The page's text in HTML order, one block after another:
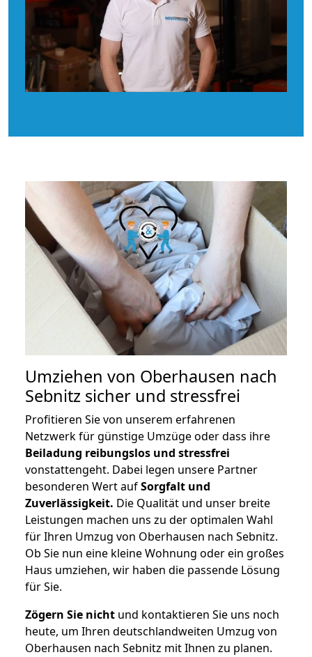
Umziehen von Oberhausen nach
Sebnitz sicher und stressfrei
Profitieren Sie von unserem erfahrenen
Netzwerk für günstige Umzüge oder dass ihre
Beiladung reibungslos und stressfrei
vonstattengeht. Dabei legen unsere Partner
besonderen Wert aufSorgfalt und
Zuverlässigkeit. Die Qualität und unser breite
Leistungen machen uns zu der optimalen Wahl
für Ihren Umzug von Oberhausen nach Sebnitz.
Ob Sie nun eine kleine Wohnung oder ein großes
Haus umziehen, wir haben die passende Lösung
für Sie.
Zögern Sie nicht und kontaktieren Sie uns noch
heute, um Ihren deutschlandweiten Umzug von
Oberhausen nach Sebnitz mit Ihnen zu planen.